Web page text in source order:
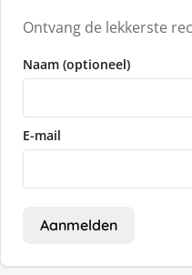
Ontvang de lekkerste
Naam (optioneel)
E-mail
Aanmelden